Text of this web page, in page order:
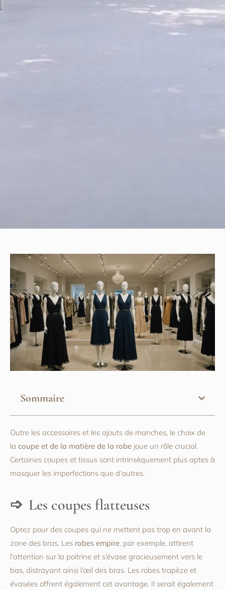
Sommaire
Outre les accessoires et les ajouts de manches, le choix de
la coupe et de la matière de la robe joue un rôle crucial.
Certaines coupes et tissus sont intrinsèquement plus aptes à
masquer les imperfections que d’autres.
Les coupes flatteuses
Optez pour des coupes qui ne mettent pas trop en avant la
zone des bras. Les robes empire, par exemple, attirent
l’attention sur la poitrine et s’évase gracieusement vers le
bas, distrayant ainsi l’œil des bras. Les robes trapèze et
évasées offrent également cet avantage. Il serait également